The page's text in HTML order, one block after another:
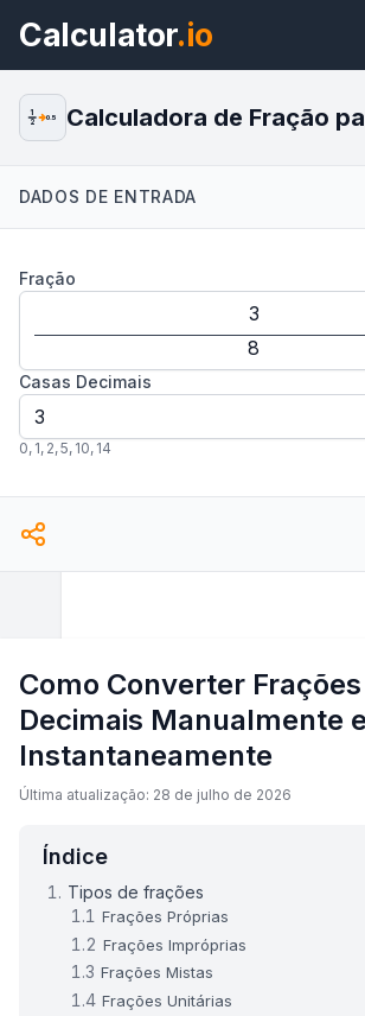
Calculator.io
Visualizar
1
2
0.5 Calculadora de Fração
DADOS DE ENTRADA
Fração
Casas Decimais
0, 1, 2,5, 10, 14
Como Converter
Decimais Manualmente e
Instantaneamente
Última atualização: 28 de julho de 2026
Índice
Tipos de frações
Frações Próprias
Frações Impróprias
Frações Mistas
Frações Unitárias